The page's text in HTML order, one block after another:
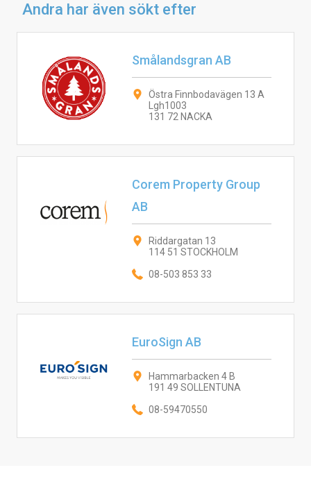
Andra har även sökt efter
Smålandsgran AB
Östra Finnbodavägen 13 A
Lgh1003
131 72 NACKA
Corem Property Group
AB
Riddargatan 13
114 51 STOCKHOLM
08-503 853 33
EuroSign AB
Hammarbacken 4 B
191 49 SOLLENTUNA
08-59470550